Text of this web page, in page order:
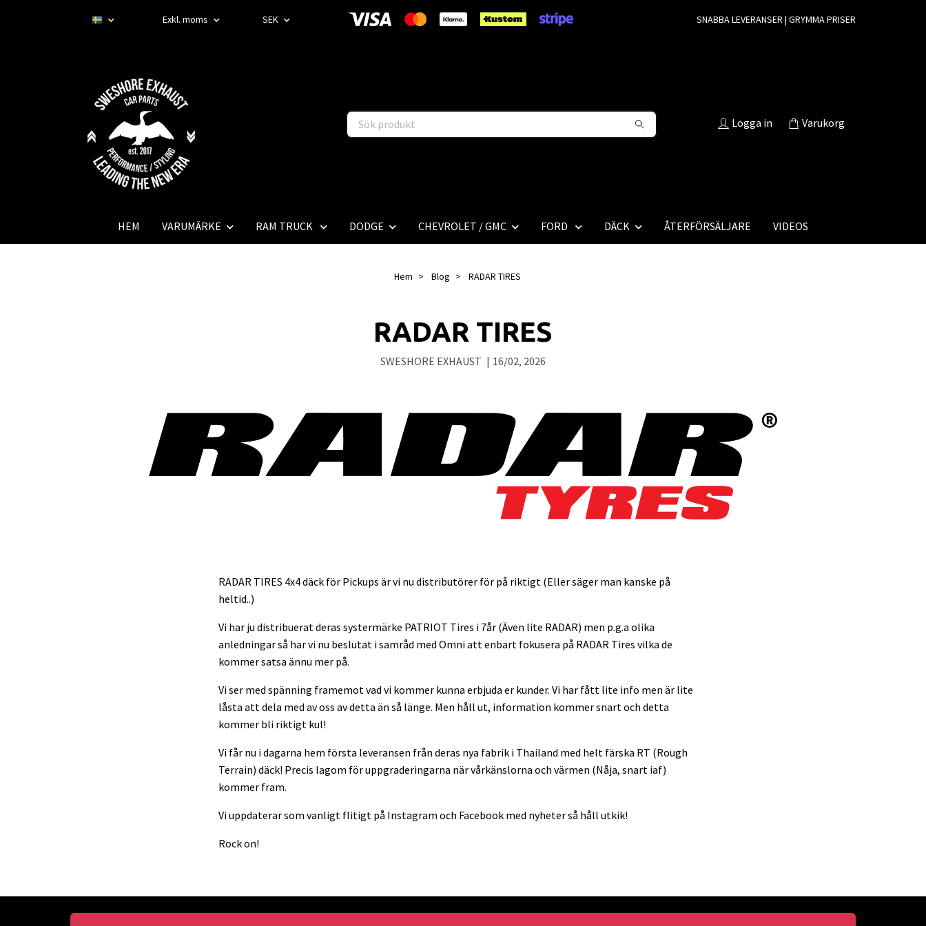
Exkl. moms SEK SNABBA LEVERANSER | GRYMMA PRISER
Logga in Varukorg
HEM VARUMÄRKE RAM TRUCK DODGE CHEVROLET / GMC FORD DÄCK ÅTERFÖRSÄLJARE VIDEOS
Hem Blog RADAR TIRES
RADAR TIRES
SWESHORE EXHAUST | 16/02, 2026
RADAR TIRES 4x4 däck för Pickups är vi nu distributörer för på riktigt (Eller säger man kanske på
heltid..)
Vi har ju distribuerat deras systermärke PATRIOT Tires i 7år (Även lite RADAR) men p.g.a olika
anledningar så har vi nu beslutat i samråd med Omni att enbart fokusera på RADAR Tires vilka de
kommer satsa ännu mer på.
Vi ser med spänning framemot vad vi kommer kunna erbjuda er kunder. Vi har fått lite info men är lite
låsta att dela med av oss av detta än så länge. Men håll ut, information kommer snart och detta
kommer bli riktigt kul!
Vi får nu i dagarna hem första leveransen från deras nya fabrik i Thailand med helt färska RT (Rough
Terrain) däck! Precis lagom för uppgraderingarna när vårkänslorna och värmen (Nåja, snart iaf)
kommer fram.
Vi uppdaterar som vanligt flitigt på Instagram och Facebook med nyheter så håll utkik!
Rock on!